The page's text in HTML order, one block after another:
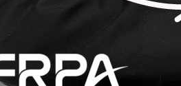
Créer un compte